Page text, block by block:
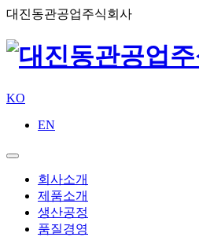
대진동관공업주식회사
KO
EN
회사소개
제품소개
생산공정
품질경영